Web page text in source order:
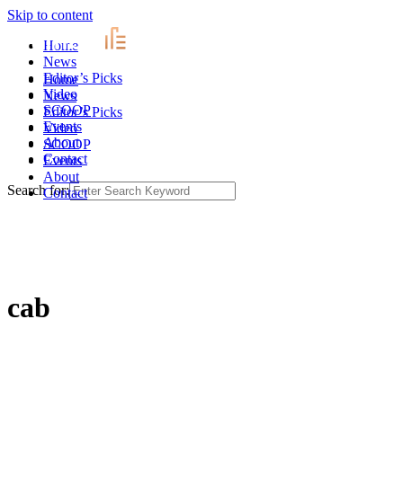
Skip to content
Home
News
Editor’s Picks
Video
SCOOP
Events
About
Contact
Home
News
Editor’s Picks
Video
SCOOP
Events
About
Contact
Search for:
cab